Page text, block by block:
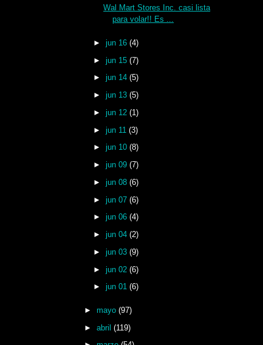
Wal Mart Stores Inc. casi lista
para volar!! Es ...
►jun 16(4)
►jun 15(7)
►jun 14(5)
►jun 13(5)
►jun 12(1)
►jun 11(3)
►jun 10(8)
►jun 09(7)
►jun 08(6)
►jun 07(6)
►jun 06(4)
►jun 04(2)
►jun 03(9)
►jun 02(6)
►jun 01(6)
► mayo (97)
► abril (119)